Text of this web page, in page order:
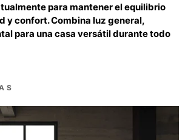
para mantener el equilibrio
y confort. Combina luz general,
para una casa versátil durante todo